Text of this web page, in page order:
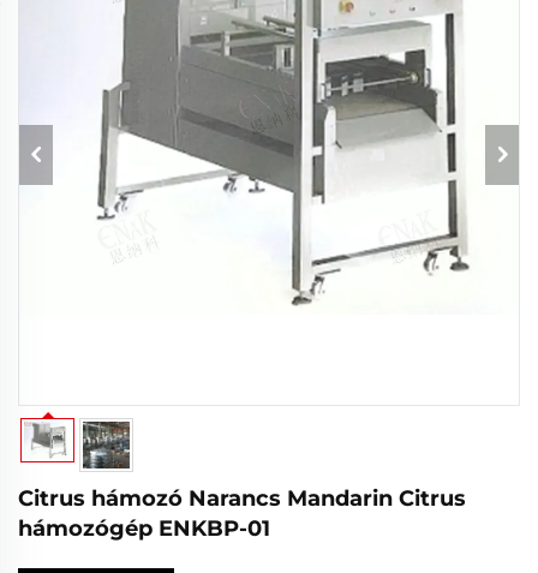
Citrus hámozó Narancs Mandarin Citrus
hámozógép ENKBP-01